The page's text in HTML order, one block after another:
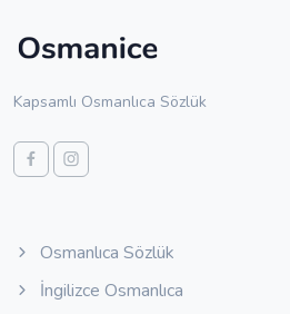
Kapsamlı Osmanlıca Sözlük
Osmanlıca Sözlük
İngilizce Osmanlıca